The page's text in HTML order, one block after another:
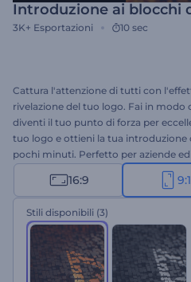
Introduzione ai blocchi
3K+ Esportazioni 10 sec
Cattura l'attenzione di tutti con
rivelazione del tuo logo. Fai in modo
diventi il tuo punto di forza per
tuo logo e ottieni la tua introduzione
pochi minuti. Perfetto per aziende
aziendali, spot televisivi e molto
guida il tuo brand verso il successo.
16:9
Stili disponibili (3)